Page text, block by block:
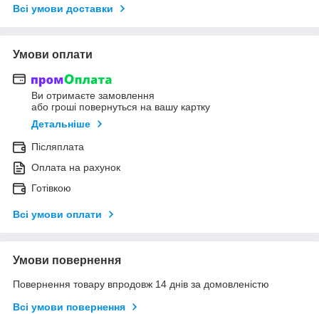
Всі умови доставки
Умови оплати
Ви отримаєте замовлення
або гроші повернуться на вашу картку
Детальніше
Післяплата
Оплата на рахунок
Готівкою
Всі умови оплати
Умови повернення
Повернення товару впродовж 14 днів за домовленістю
Всі умови повернення